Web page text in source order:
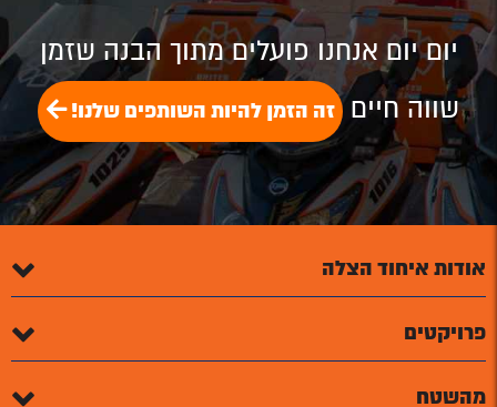
יום יום אנחנו פועלים מתוך הבנה שזמן
שווה חיים זה הזמן להיות השותפים שלנו!
אודות איחוד הצלה
פרויקטים
מהשטח